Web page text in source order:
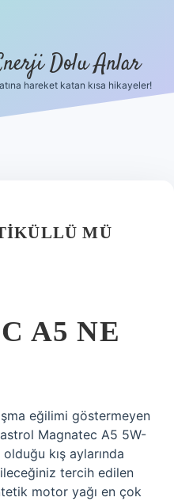
Dolu Anlar
hareket katan kısa hikayeler!
MÜ
A5 NE
eğilimi göstermeyen
Magnatec A5 5W-
kış aylarında
tercih edilen
motor yağı en çok